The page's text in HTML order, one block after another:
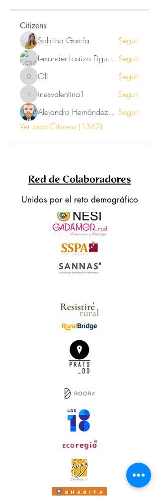
Citizens
Sabrina García
Seguir
Lexander Loaiza Figueroa Seguir
Oli Oli Seguir
inesvalentina1
inesvalentina1
Seguir
Alejandro Hernández Renner Seguir
Ver todo Citizens (1342)
Red de Colaboradores
Unidos por el reto demográfico